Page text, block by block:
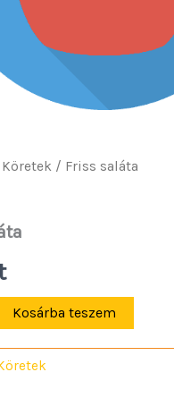
Köretek / Friss saláta
Kosárba teszem